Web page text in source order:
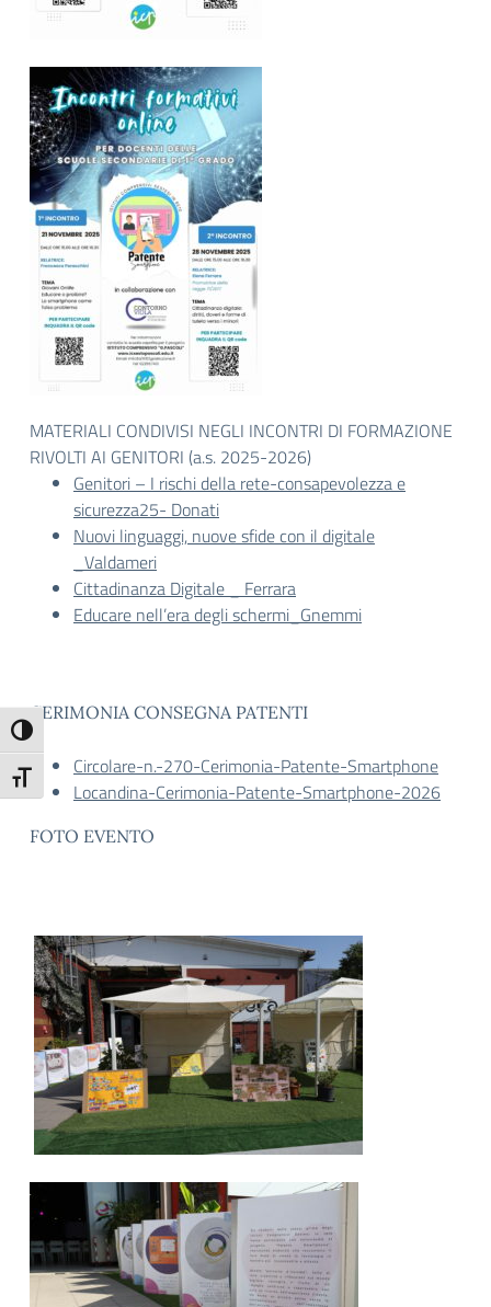
Attiva/disattiva alto contrasto
Attiva/disattiva dimensione testo
MATERIALI CONDIVISI NEGLI INCONTRI DI FORMAZIONE
RIVOLTI AI GENITORI (a.s. 2025-2026)
Genitori – I rischi della rete-consapevolezza e
sicurezza25- Donati
Nuovi linguaggi, nuove sfide con il digitale
_Valdameri
Cittadinanza Digitale _ Ferrara
Educare nell’era degli schermi_Gnemmi
CERIMONIA CONSEGNA PATENTI
Circolare-n.-270-Cerimonia-Patente-Smartphone
Locandina-Cerimonia-Patente-Smartphone-2026
FOTO EVENTO